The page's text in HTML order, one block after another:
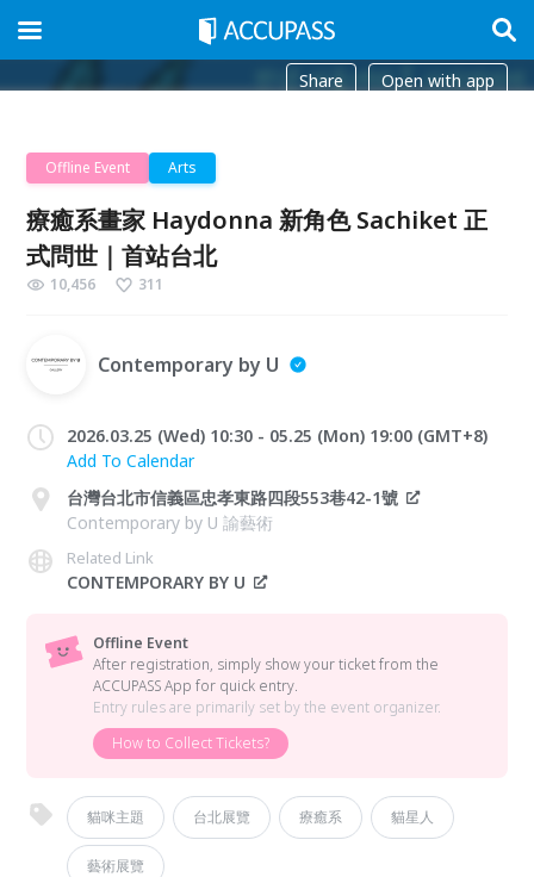
Share Open with app
Offline Event Arts
療癒系畫家 Haydonna 新角色 Sachiket 正
式問世｜首站台北
10,456 311
Contemporary by U
2026.03.25 (Wed) 10:30 - 05.25 (Mon) 19:00 (GMT+8)
Add To Calendar
台灣台北市信義區忠孝東路四段553巷42-1號
Contemporary by U 諭藝術
Related Link
CONTEMPORARY BY U
Offline Event
After registration, simply show your ticket from the
ACCUPASS App for quick entry.
Entry rules are primarily set by the event organizer.
How to Collect Tickets?
貓咪主題 台北展覽 療癒系 貓星人
藝術展覽